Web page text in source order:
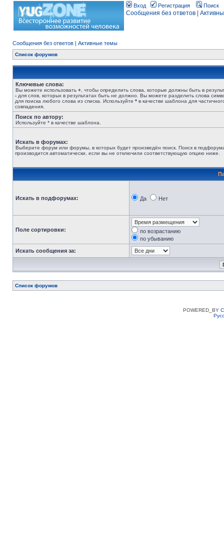
Вход Регистрация Поиск
Сообщения без ответов
Сообщения без ответов | Активные темы
Список форумов
Ключевые слова:
Вы можете использовать + , чтобы определить слова, которые должны быть в
- для слов, которых в результатах быть не должно. Вы можете разделить слова
для поиска любого слова из списка. Используйте * в качестве шаблона для
совпадения.
Поиск по автору:
Используйте * в качестве шаблона.
Искать в форумах:
Выберите форум или форумы, в которых будет произведён поиск. Поиск в
производится автоматически, если вы не отключили соответствующую опцию ниже.
Искать в подфорумах: Да Нет
Поле сортировки:
по возрастанию
по убыванию
Искать сообщения за:
Список форумов
POWERED_BY